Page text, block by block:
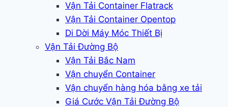
Vận Tải Container Flatrack
Vận Tải Container Opentop
Di Dời Máy Móc Thiết Bị
Vận Tải Đường Bộ
Vận Tải Bắc Nam
Vận chuyển Container
Vận chuyển hàng hóa bằng xe tải
Giá Cước Vận Tải Đường Bộ